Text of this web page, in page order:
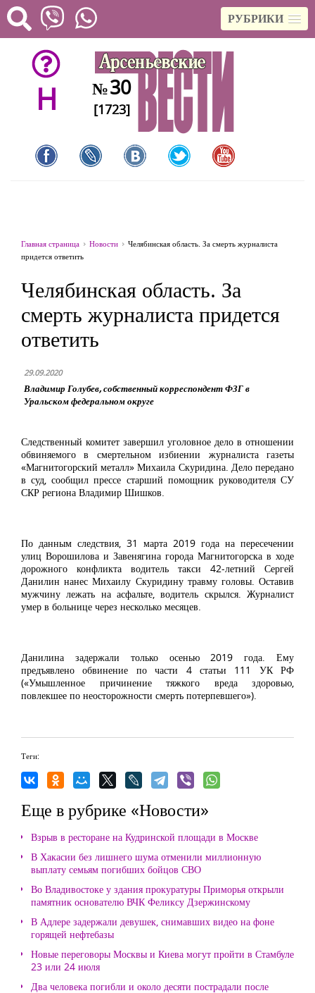
РУБРИКИ
H №30
[1723]
Главная страница Новости
Челябинская область. За смерть журналиста
придется ответить
Челябинская область. За
смерть журналиста придется
ответить
29.09.2020
Владимир Голубев, собственный корреспондент ФЗГ в
Уральском федеральном округе
Следственный комитет завершил уголовное дело в отношении
обвиняемого в смертельном избиении журналиста газеты
«Магнитогорский металл» Михаила Скуридина. Дело передано
в суд, сообщил прессе старший помощник руководителя СУ
СКР региона Владимир Шишков.
По данным следствия, 31 марта 2019 года на пересечении
улиц Ворошилова и Завенягина города Магнитогорска в ходе
дорожного конфликта водитель такси 42-летний Сергей
Данилин нанес Михаилу Скуридину травму головы. Оставив
мужчину лежать на асфальте, водитель скрылся. Журналист
умер в больнице через несколько месяцев.
Данилина задержали только осенью 2019 года. Ему
предъявлено обвинение по части 4 статьи 111 УК РФ
(«Умышленное причинение тяжкого вреда здоровью,
повлекшее по неосторожности смерть потерпевшего»).
Теги:
Еще в рубрике «Новости»
Взрыв в ресторане на Кудринской площади в Москве
В Хакасии без лишнего шума отменили миллионную
выплату семьям погибших бойцов СВО
Во Владивостоке у здания прокуратуры Приморья открыли
памятник основателю ВЧК Феликсу Дзержинскому
В Адлере задержали девушек, снимавших видео на фоне
горящей нефтебазы
Новые переговоры Москвы и Киева могут пройти в Стамбуле
23 или 24 июля
Два человека погибли и около десяти пострадали после